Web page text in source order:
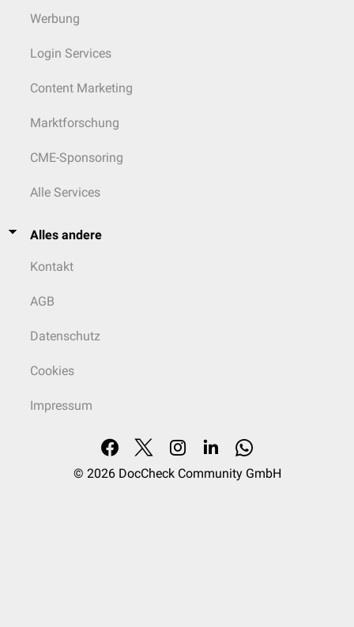
Werbung
Login Services
Content Marketing
Marktforschung
CME-Sponsoring
Alle Services
Alles andere
Kontakt
AGB
Datenschutz
Cookies
Impressum
© 2026 DocCheck Community GmbH